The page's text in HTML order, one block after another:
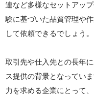
連など多様なセットアッ
験に基づいた品質管理や
して依頼できるでしょう。
取引先や仕入先との長年
ス提供の背景となってい
力を求める企業にとって